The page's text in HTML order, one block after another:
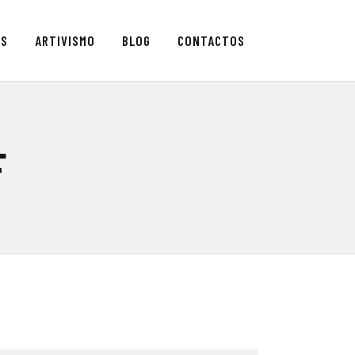
ARTIVISMO BLOG CONTACTOS